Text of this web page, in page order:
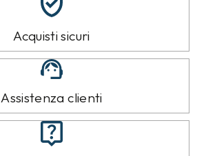
Acquisti sicuri
Assistenza clienti